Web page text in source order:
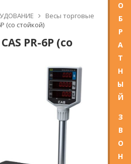
Весы торговые
(со стойкой)
PR-6P (со
О
Б
Р
А
Т
Н
Ы
Й
З
В
О
Н